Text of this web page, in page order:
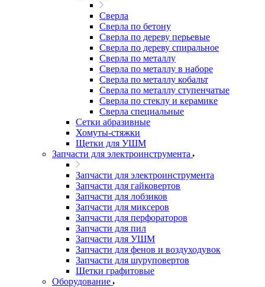
Сверла
Сверла по бетону
Сверла по дереву перьевые
Сверла по дереву спиральное
Сверла по металлу
Сверла по металлу в наборе
Сверла по металлу кобальт
Сверла по металлу ступенчатые
Сверла по стеклу и керамике
Сверла специальные
Сетки абразивные
Хомуты-стяжки
Щетки для УШМ
Запчасти для электроинструмента
Запчасти для электроинструмента
Запчасти для гайковертов
Запчасти для лобзиков
Запчасти для миксеров
Запчасти для перфораторов
Запчасти для пил
Запчасти для УШМ
Запчасти для фенов и воздуходувок
Запчасти для шуруповертов
Щетки графитовые
Оборудование